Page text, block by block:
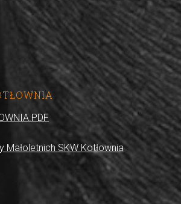
Małoletnich SKW Kotłownia